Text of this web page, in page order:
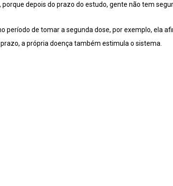
depois do prazo do estudo, gente não tem
período de tomar a segunda dose, por exemplo, ela
a própria doença também estimula o sistema.